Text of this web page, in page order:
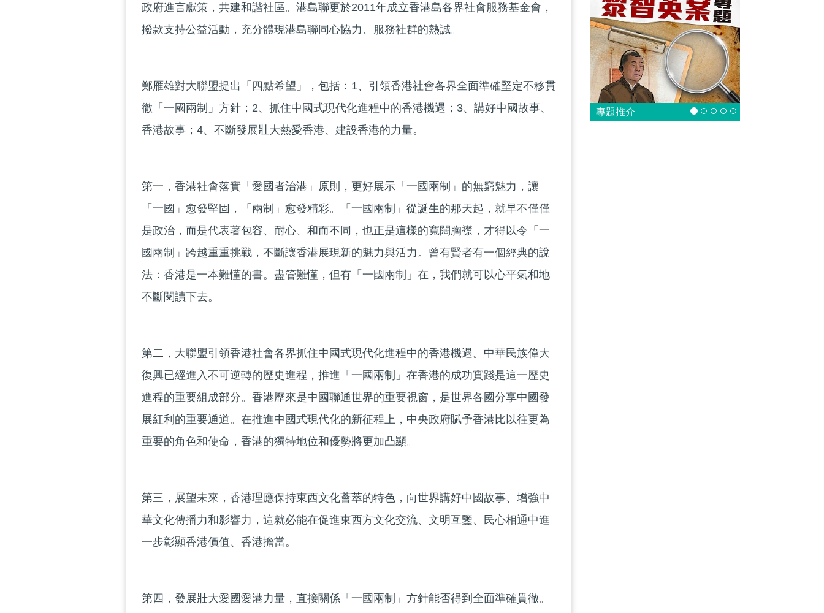
政府進言獻策，共建和諧社區。港島聯更於2011年成立香港島各界社會服務基金會，
撥款支持公益活動，充分體現港島聯同心協力、服務社群的熱誠。
鄭雁雄對大聯盟提出「四點希望」，包括：1、引領香港社會各界全面準確堅定不移貫
徹「一國兩制」方針；2、抓住中國式現代化進程中的香港機遇；3、講好中國故事、
香港故事；4、不斷發展壯大熱愛香港、建設香港的力量。
第一，香港社會落實「愛國者治港」原則，更好展示「一國兩制」的無窮魅力，讓
「一國」愈發堅固，「兩制」愈發精彩。「一國兩制」從誕生的那天起，就早不僅僅
是政治，而是代表著包容、耐心、和而不同，也正是這樣的寬闊胸襟，才得以令「一
國兩制」跨越重重挑戰，不斷讓香港展現新的魅力與活力。曾有賢者有一個經典的說
法：香港是一本難懂的書。盡管難懂，但有「一國兩制」在，我們就可以心平氣和地
不斷閱讀下去。
第二，大聯盟引領香港社會各界抓住中國式現代化進程中的香港機遇。中華民族偉大
復興已經進入不可逆轉的歷史進程，推進「一國兩制」在香港的成功實踐是這一歷史
進程的重要組成部分。香港歷來是中國聯通世界的重要視窗，是世界各國分享中國發
展紅利的重要通道。在推進中國式現代化的新征程上，中央政府賦予香港比以往更為
重要的角色和使命，香港的獨特地位和優勢將更加凸顯。
第三，展望未來，香港理應保持東西文化薈萃的特色，向世界講好中國故事、增強中
華文化傳播力和影響力，這就必能在促進東西方文化交流、文明互鑒、民心相通中進
一步彰顯香港價值、香港擔當。
第四，發展壯大愛國愛港力量，直接關係「一國兩制」方針能否得到全面準確貫徹。
專題推介